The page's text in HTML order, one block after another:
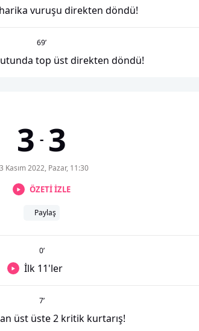
vuruşu direkten döndü!
69’
top üst direkten döndü!
3 - 3
Kasım 2022, Pazar, 11:30
ÖZETİ İZLE
Paylaş
0’
İlk 11'ler
7’
üst üste 2 kritik kurtarış!